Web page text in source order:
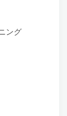
ング